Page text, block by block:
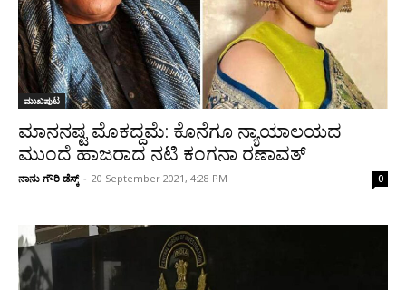
ಮುಖಪುಟ
ಮಾನನಷ್ಟ ಮೊಕದ್ದಮೆ: ಕೊನೆಗೂ ನ್ಯಾಯಾಲಯದ
ಮುಂದೆ ಹಾಜರಾದ ನಟಿ ಕಂಗನಾ ರಣಾವತ್
ನಾನು ಗೌರಿ ಡೆಸ್ಕ್ - 20 September 2021, 4:28 PM 0